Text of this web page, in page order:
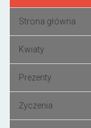
Strona główna
Kwiaty
Prezenty
Życzenia